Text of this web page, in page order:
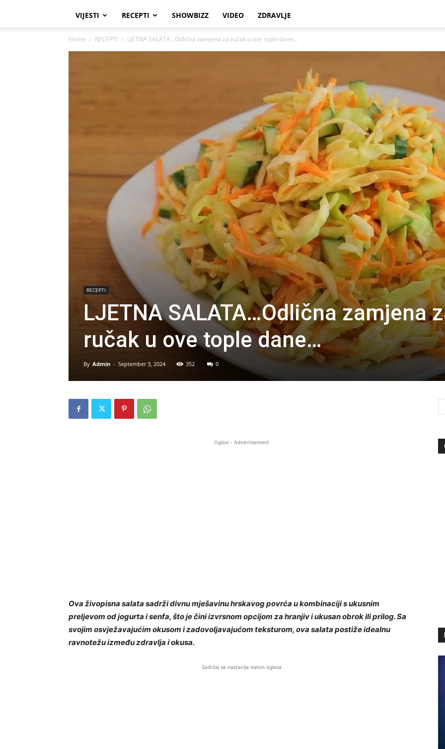
VIJESTI RECEPTI SHOWBIZZ VIDEO ZDRAVLJE
Home RECEPTI LJETNA SALATA…Odlična zamjena za ručak u ove tople dane…
RECEPTI
LJETNA SALATA…Odlična zamjena
ručak u ove tople dane…
By Admin - September 3, 2024 352 0
Oglasi - Advertisement
Ova živopisna salata sadrži divnu mješavinu hrskavog povrća u kombinaciji s ukusnim
preljevom od jogurta i senfa, što je čini izvrsnom opcijom za hranjiv i ukusan obrok ili prilog. Sa
svojim osvježavajućim okusom i zadovoljavajućom teksturom, ova salata postiže idealnu
ravnotežu između zdravlja i okusa.
Sadržaj se nastavlja nakon oglasa